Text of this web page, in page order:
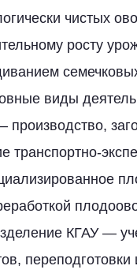
чистых
росту
виды
транспортно-
КГАУ —